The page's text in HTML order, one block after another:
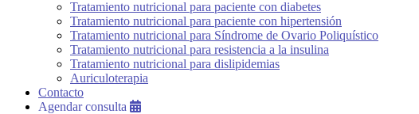
Tratamiento nutricional para paciente con diabetes
Tratamiento nutricional para paciente con hipertensión
Tratamiento nutricional para Síndrome de Ovario Poliquístico
Tratamiento nutricional para resistencia a la insulina
Tratamiento nutricional para dislipidemias
Auriculoterapia
Contacto
Agendar consulta